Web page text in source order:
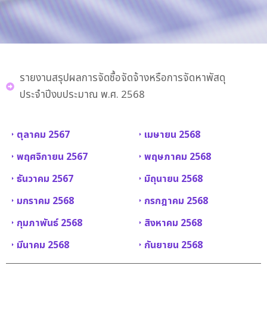
รายงานสรุปผลการจัดซื้อจัดจ้างหรือการจัดหาพัสดุ
ประจำปีงบประมาณ พ.ศ. 2568
ตุลาคม 2567
พฤศจิกายน 2567
ธันวาคม 2567
มกราคม 2568
กุมภาพันธ์ 2568
มีนาคม 2568
เมษายน 2568
พฤษภาคม 2568
มิถุนายน 2568
กรกฎาคม 2568
สิงหาคม 2568
กันยายน 2568